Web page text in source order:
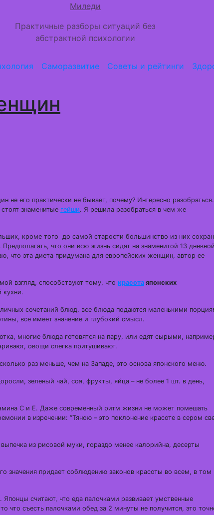
Миледи
Практичные разборы ситуаций без
абстрактной психологии
Саморазвитие Советы и рейтинги
не его практически не бывает, почему? Интересно разобраться.
знаменитые гейши. Я решила разобраться в чем же
кроме того до самой старости большинство из них
что они всю жизнь сидят на знаменитой 13 дневной
что эта диета придумана для европейских женщин, автор ее
взгляд, способствуют тому, что красота японских
кухни.
сочетаний блюд. все блюда подаются маленькими
все имеет значение и глубокий смысл.
многие блюда готовятся на пару, или едят сырыми,
овощи слегка притушивают.
раз меньше, чем на Западе, это основа японского меню.
зеленый чай, соя, фрукты, яйца – не более 1 шт. в день,
С и Е. Даже современный ритм жизни не может помешать
в изречении: “Тяною – это поклонение красоте в сером
из рисовой муки, гораздо менее калорийна, десерты
значения придает соблюдению законов красоты во всем, в том
считают, что еда палочками развивает умственные
что съесть палочками обед за 2 минуты не получится, это